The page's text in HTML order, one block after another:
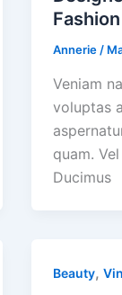
Fashion
Annerie /
Veniam
voluptas
quam.
Ducimus
Beauty,